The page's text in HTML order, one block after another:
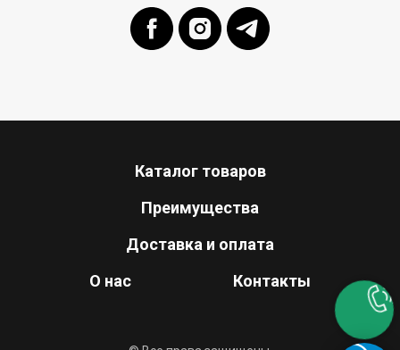
Каталог товаров
Преимущества
Доставка и оплата
О нас
Контакты